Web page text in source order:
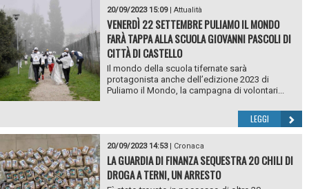
20/09/2023 15:09| Attualità
VENERDÌ 22 SETTEMBRE PULIAMO IL MONDO
FARÀ TAPPA ALLA SCUOLA GIOVANNI PASCOLI DI
CITTÀ DI CASTELLO
Il mondo della scuola tifernate sarà
protagonista anche dell’edizione 2023 di
Puliamo il Mondo, la campagna di volontari...
LEGGI
20/09/2023 14:53| Cronaca
LA GUARDIA DI FINANZA SEQUESTRA 20 CHILI DI
DROGA A TERNI, UN ARRESTO